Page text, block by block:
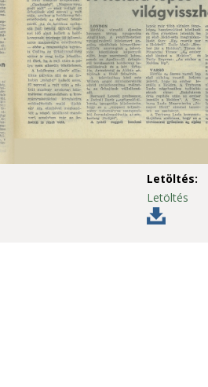
Letöltés:
Letöltés